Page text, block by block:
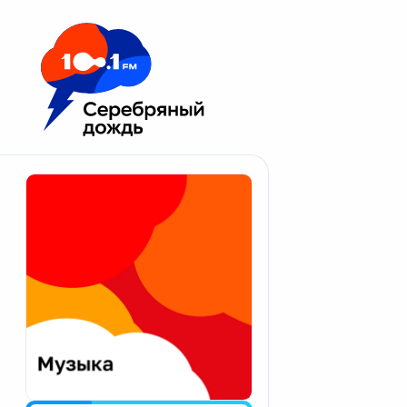
Москва 100.1 FM
Апатиты
Екатеринбург
Калининград
Калуга